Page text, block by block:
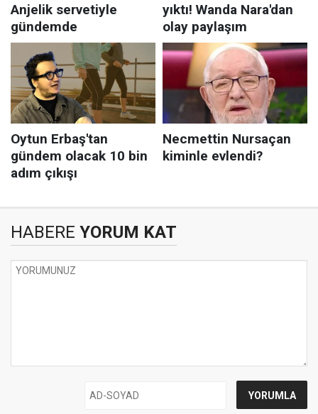
HABERE YORUM KAT